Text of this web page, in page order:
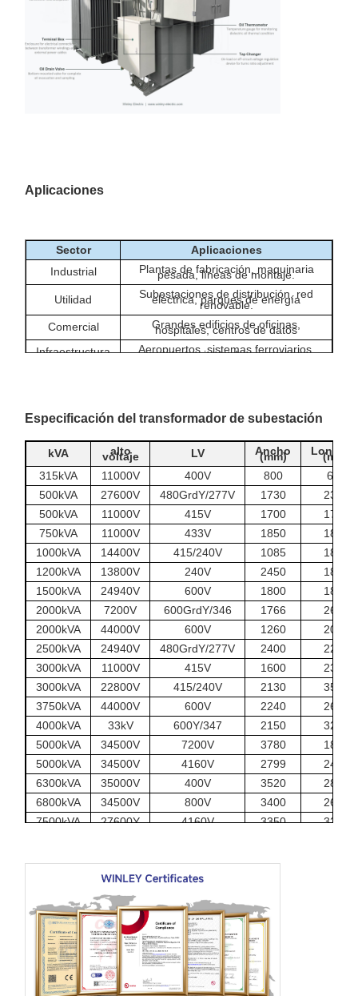
Aplicaciones
Sector
Aplicaciones
Industrial
Plantas de fabricación, maquinaria
pesada, líneas de montaje.
Utilidad
Subestaciones de distribución, red
eléctrica, parques de energía
renovable.
Comercial
Grandes edificios de oficinas,
hospitales, centros de datos
Infraestructura
Aeropuertos, sistemas ferroviarios,
tratamiento de aguas.
Especificación del transformador de subestación
kVA alto
voltaje LV Ancho
(mm)
(mm)
315kVA
11000V 400V 800
696
500kVA
27600V 480GrdY/277V 1730
2300
500kVA
11000V 415V 1700
1700
750kVA
11000V 433V 1850
1845
1000kVA
14400V 415/240V 1085
1860
1200kVA
13800V 240V 2450
1850
1500kVA
24940V 600V 1800
1880
2000kVA
7200V 600GrdY/346 1766
2680
2000kVA
44000V 600V 1260
2090
2500kVA
24940V 480GrdY/277V 2400
2200
3000kVA
11000V 415V 1600
2330
3000kVA
22800V 415/240V 2130
3500
3750kVA
44000V 600V 2240
2650
4000kVA
33kV 600Y/347 2150
3250
5000kVA
34500V 7200V 3780
1850
5000kVA
34500V 4160V 2799
2400
6300kVA
35000V 400V 3520
2820
6800kVA
34500V 800V 3400
2670
7500kVA
27600Y 4160V 3350 3290